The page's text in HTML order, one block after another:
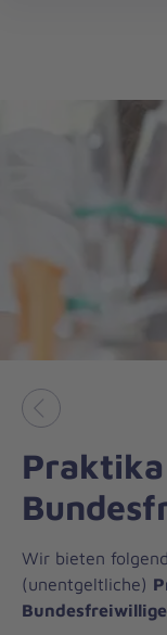
Vorheriges
Wir bieten
(unentgeltliche)